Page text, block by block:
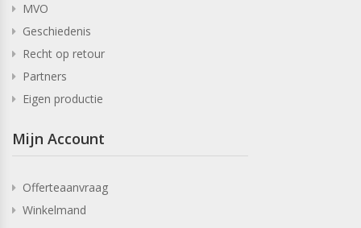
MVO
Geschiedenis
Recht op retour
Partners
Eigen productie
Mijn Account
Offerteaanvraag
Winkelmand